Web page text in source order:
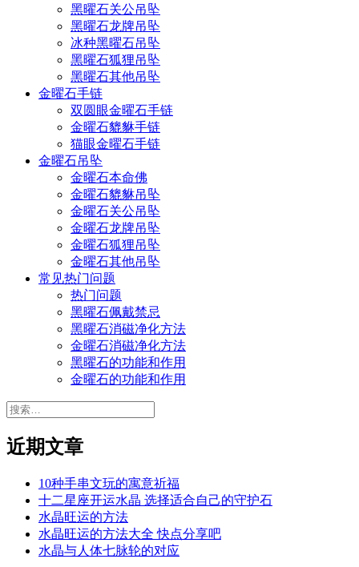
黑曜石关公吊坠
黑曜石龙牌吊坠
冰种黑曜石吊坠
黑曜石狐狸吊坠
黑曜石其他吊坠
金曜石手链
双圆眼金曜石手链
金曜石貔貅手链
猫眼金曜石手链
金曜石吊坠
金曜石本命佛
金曜石貔貅吊坠
金曜石关公吊坠
金曜石龙牌吊坠
金曜石狐狸吊坠
金曜石其他吊坠
常见热门问题
热门问题
黑曜石佩戴禁忌
黑曜石消磁净化方法
金曜石消磁净化方法
黑曜石的功能和作用
金曜石的功能和作用
搜
近期文章
10种手串文玩的寓意祈福
十二星座开运水晶 选择适合自己的守护石
水晶旺运的方法
水晶旺运的方法大全 快点分享吧
水晶与人体七脉轮的对应